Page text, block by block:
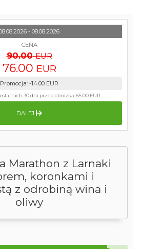
Marathon z Larnaki
koronkami i
z odrobiną wina i
oliwy
- 08.08.2026
CENA
90.00 EUR
76.00 EUR
Promocja: -14.00 EUR
30 dni przed obniżką:65.00 EUR
DALEJ